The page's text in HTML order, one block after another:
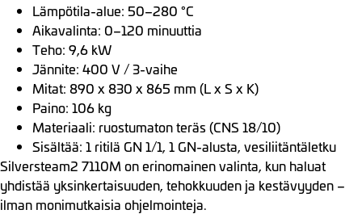
Lämpötila-alue: 50–280 °C
Aikavalinta: 0–120 minuuttia
Teho: 9,6 kW
Jännite: 400 V / 3-vaihe
Mitat: 890 x 830 x 865 mm (L x S x K)
Paino: 106 kg
Materiaali: ruostumaton teräs (CNS 18/10)
Sisältää: 1 ritilä GN 1/1, 1 GN-alusta, vesiliitäntäletku
Silversteam2 7110M on erinomainen valinta, kun haluat
yhdistää yksinkertaisuuden, tehokkuuden ja kestävyyden –
ilman monimutkaisia ohjelmointeja.